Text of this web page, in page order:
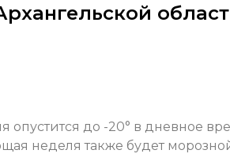
опустится до -20° в дневное
неделя также будет